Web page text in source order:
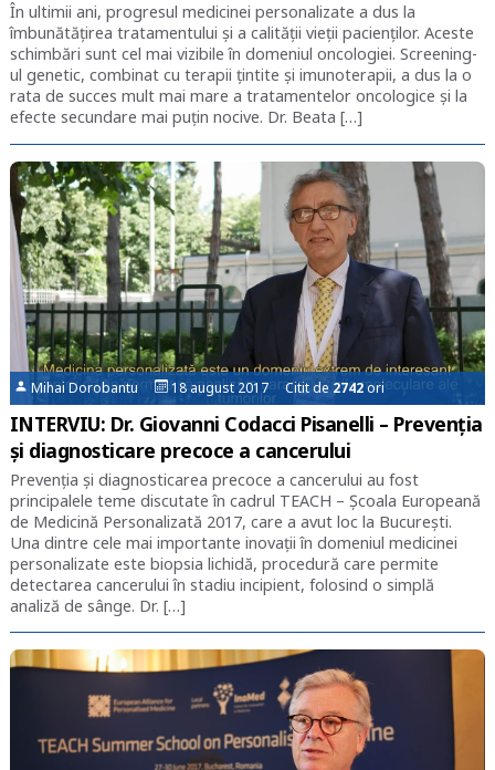
În ultimii ani, progresul medicinei personalizate a dus la
îmbunătățirea tratamentului și a calității vieții pacienților. Aceste
schimbări sunt cel mai vizibile în domeniul oncologiei. Screening-
ul genetic, combinat cu terapii țintite și imunoterapii, a dus la o
rata de succes mult mai mare a tratamentelor oncologice și la
efecte secundare mai puțin nocive. Dr. Beata […]
Mihai Dorobantu 18 august 2017 Citit de 2742ori
INTERVIU: Dr. Giovanni Codacci Pisanelli – Prevenția
și diagnosticare precoce a cancerului
Prevenția și diagnosticarea precoce a cancerului au fost
principalele teme discutate în cadrul TEACH – Școala Europeană
de Medicină Personalizată 2017, care a avut loc la București.
Una dintre cele mai importante inovații în domeniul medicinei
personalizate este biopsia lichidă, procedură care permite
detectarea cancerului în stadiu incipient, folosind o simplă
analiză de sânge. Dr. […]